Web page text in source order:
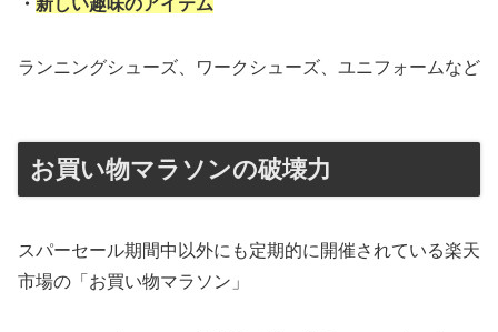
・ 新しい趣味のアイテム
ランニングシューズ、ワークシューズ、ユニフォームなど
お買い物マラソンの破壊力
スパーセール期間中以外にも定期的に開催されている楽天
市場の「お買い物マラソン」